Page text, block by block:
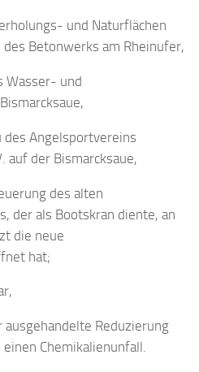
und Naturflächen
Betonwerks am Rheinufer,
Wasser- und
des Angelsportvereins
auf der Bismarcksaue,
des alten
der als Bootskran diente, an
die neue
hat;
ausgehandelte Reduzierung
Chemikalienunfall.